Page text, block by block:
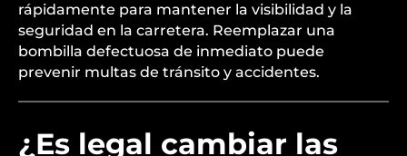
rápidamente para mantener la visibilidad y la
seguridad en la carretera. Reemplazar una
bombilla defectuosa de inmediato puede
prevenir multas de tránsito y accidentes.
¿Es legal cambiar las